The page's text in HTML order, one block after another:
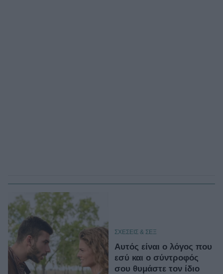
ΣΧΕΣΕΙΣ & ΣΕΞ
Αυτός είναι ο λόγος που
εσύ και ο σύντροφός
σου θυμάστε τον ίδιο